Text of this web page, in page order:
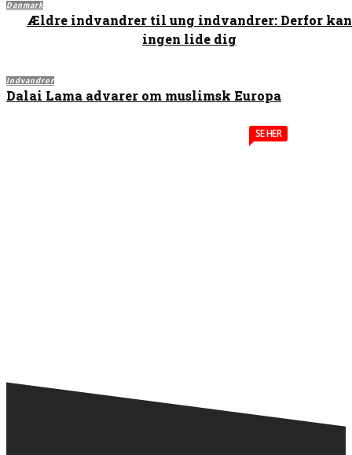
Danmark
Ældre indvandrer til ung indvandrer: Derfor kan
ingen lide dig
Indvandrer
Dalai Lama advarer om muslimsk Europa
SE HER